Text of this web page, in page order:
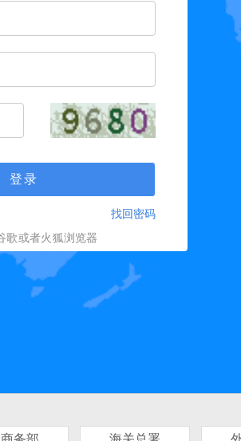
登录
找回密码
歌或者火狐浏览器